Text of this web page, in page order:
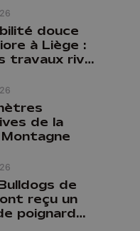
prof que
douce
à Liège :
travaux rive
et
de la
de
reçu un
poignard